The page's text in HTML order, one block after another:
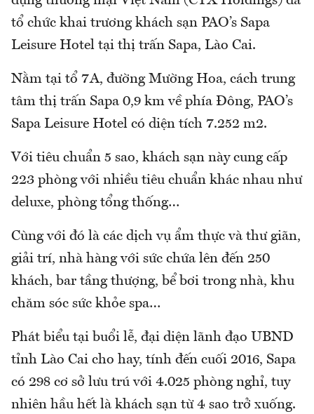
tổ chức khai trương khách sạn PAO’s Sapa
Leisure Hotel tại thị trấn Sapa, Lào Cai.
Nằm tại tổ 7A, đường Mường Hoa, cách trung
tâm thị trấn Sapa 0,9 km về phía Đông, PAO’s
Sapa Leisure Hotel có diện tích 7.252 m2.
Với tiêu chuẩn 5 sao, khách sạn này cung cấp
223 phòng với nhiều tiêu chuẩn khác nhau như
deluxe, phòng tổng thống…
Cùng với đó là các dịch vụ ẩm thực và thư giãn,
giải trí, nhà hàng với sức chứa lên đến 250
khách, bar tầng thượng, bể bơi trong nhà, khu
chăm sóc sức khỏe spa…
Phát biểu tại buổi lễ, đại diện lãnh đạo UBND
tỉnh Lào Cai cho hay, tính đến cuối 2016, Sapa
có 298 cơ sở lưu trú với 4.025 phòng nghỉ, tuy
nhiên hầu hết là khách sạn từ 4 sao trở xuống.